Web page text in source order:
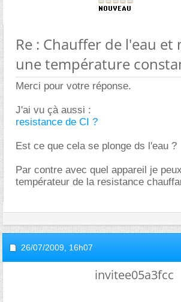
Re : Chauffer de l'eau et
une température
Merci pour votre réponse.
J'ai vu çà aussi :
resistance de CI ?
Est ce que cela se plonge ds l'eau ?
Par contre avec quel appareil je
températeur de la resistance
26/07/2009, 16h07
invitee05a3fcc